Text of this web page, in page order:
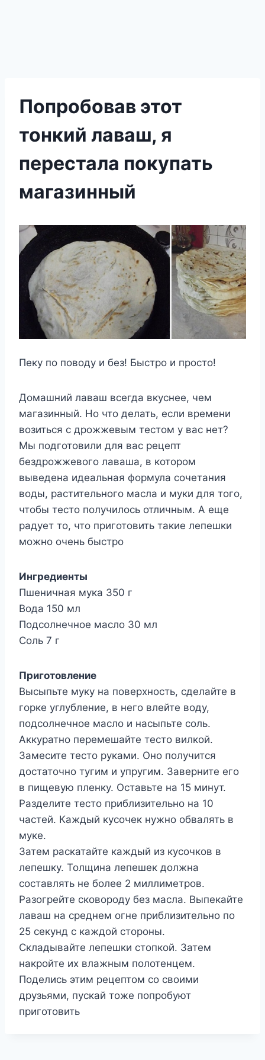
Попробовав этот
тонкий лаваш, я
перестала покупать
магазинный
Пеку по поводу и без! Быстро и просто!
Домашний лаваш всегда вкуснее, чем
магазинный. Но что делать, если времени
возиться с дрожжевым тестом у вас нет?
Мы подготовили для вас рецепт
бездрожжевого лаваша, в котором
выведена идеальная формула сочетания
воды, растительного масла и муки для того,
чтобы тесто получилось отличным. А еще
радует то, что приготовить такие лепешки
можно очень быстро
Ингредиенты
Пшеничная мука 350 г
Вода 150 мл
Подсолнечное масло 30 мл
Соль 7 г
Приготовление
Высыпьте муку на поверхность, сделайте в
горке углубление, в него влейте воду,
подсолнечное масло и насыпьте соль.
Аккуратно перемешайте тесто вилкой.
Замесите тесто руками. Оно получится
достаточно тугим и упругим. Заверните его
в пищевую пленку. Оставьте на 15 минут.
Разделите тесто приблизительно на 10
частей. Каждый кусочек нужно обвалять в
муке.
Затем раскатайте каждый из кусочков в
лепешку. Толщина лепешек должна
составлять не более 2 миллиметров.
Разогрейте сковороду без масла. Выпекайте
лаваш на среднем огне приблизительно по
25 секунд с каждой стороны.
Складывайте лепешки стопкой. Затем
накройте их влажным полотенцем.
Поделись этим рецептом со своими
друзьями, пускай тоже попробуют
приготовить